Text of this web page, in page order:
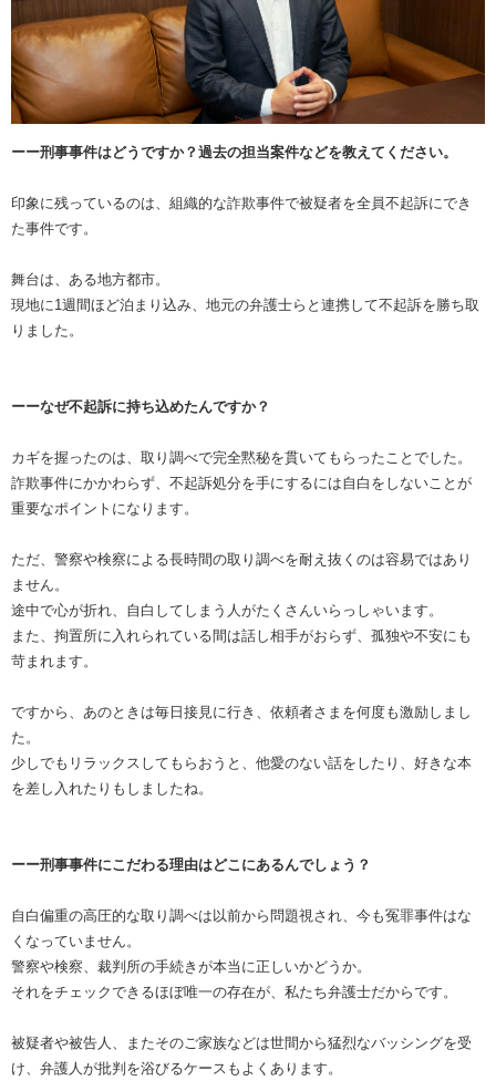
ーー刑事事件はどうですか？過去の担当案件などを教えてください。
印象に残っているのは、組織的な詐欺事件で被疑者を全員不起訴にでき
た事件です。
舞台は、ある地方都市。
現地に1週間ほど泊まり込み、地元の弁護士らと連携して不起訴を勝ち取
りました。
ーーなぜ不起訴に持ち込めたんですか？
カギを握ったのは、取り調べで完全黙秘を貫いてもらったことでした。
詐欺事件にかかわらず、不起訴処分を手にするには自白をしないことが
重要なポイントになります。
ただ、警察や検察による長時間の取り調べを耐え抜くのは容易ではあり
ません。
途中で心が折れ、自白してしまう人がたくさんいらっしゃいます。
また、拘置所に入れられている間は話し相手がおらず、孤独や不安にも
苛まれます。
ですから、あのときは毎日接見に行き、依頼者さまを何度も激励しまし
た。
少しでもリラックスしてもらおうと、他愛のない話をしたり、好きな本
を差し入れたりもしましたね。
ーー刑事事件にこだわる理由はどこにあるんでしょう？
自白偏重の高圧的な取り調べは以前から問題視され、今も冤罪事件はな
くなっていません。
警察や検察、裁判所の手続きが本当に正しいかどうか。
それをチェックできるほぼ唯一の存在が、私たち弁護士だからです。
被疑者や被告人、またそのご家族などは世間から猛烈なバッシングを受
け、弁護人が批判を浴びるケースもよくあります。